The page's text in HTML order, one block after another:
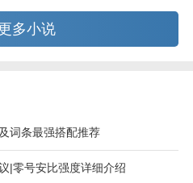
多小说
词条最强搭配推荐
|零号安比强度详细介绍